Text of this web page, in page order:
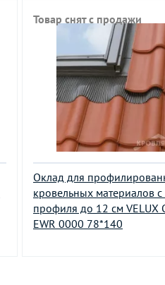
Оклад для
кровельных материалов
профиля до 12 см VELUX
EWR 0000 78*140
Товар снят с продажи